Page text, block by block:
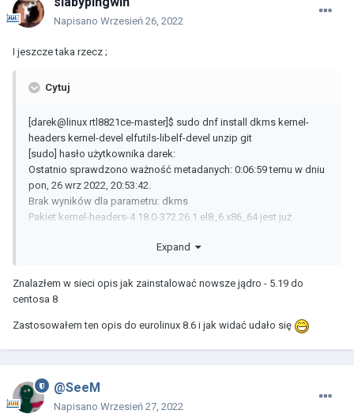
Błąd: Brak wyników: dkms
[darek@linux rtl8821ce-master]$ sudo yum -y install dkms
pon, 26 wrz 2022, 20:53:42.
Błąd: Brak wyników: dkms
Napisano Wrzesień 26, 2022
I jeszcze taka rzecz ;
Cytuj
[darek@linux rtl8821ce-master]$ sudo dnf install dkms kernel-
headers kernel-devel elfutils-libelf-devel unzip git
[sudo] hasło użytkownika darek:
Ostatnio sprawdzono ważność metadanych: 0:06:59 temu w dniu
pon, 26 wrz 2022, 20:53:42.
Brak wyników dla parametru: dkms
Pakiet kernel-headers-4.18.0-372.26.1.el8_6.x86_64 jest już
Pakiet kernel-devel-4.18.0-372.9.1.el8.x86_64 jest już
Pakiet kernel-devel-4.18.0-372.26.1.el8_6.x86_64 jest już
zainstalowany.
zainstalowany.
[darek@linux rtl8821ce-master]$
Expand
Znalazłem w sieci opis jak zainstalować nowsze jądro - 5.19 do
centosa 8
Zastosowałem ten opis do eurolinux 8.6 i jak widać udało się
@SeeM
Napisano Wrzesień 27, 2022